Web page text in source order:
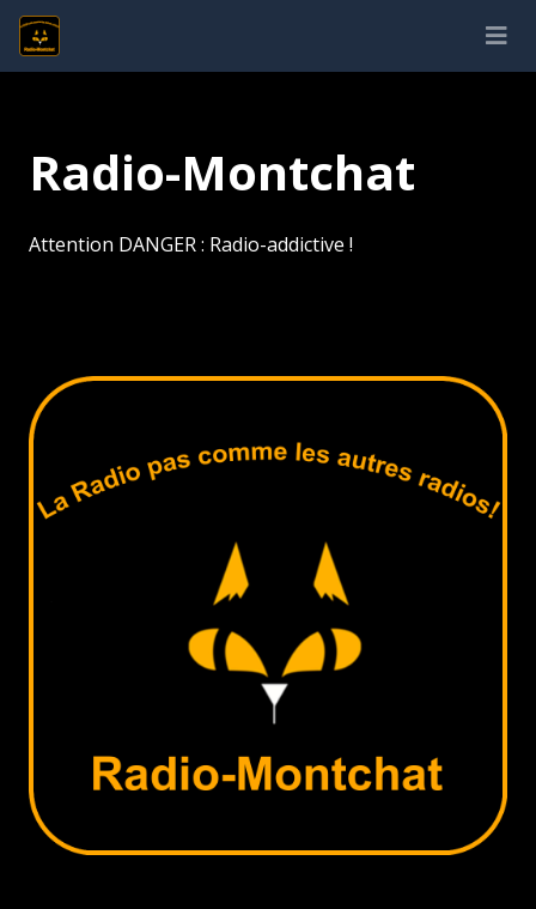
Radio-Montchat
Attention DANGER : Radio-addictive !